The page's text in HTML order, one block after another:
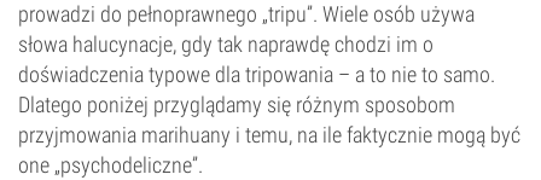
prowadzi do pełnoprawnego „tripu”. Wiele osób używa
słowa halucynacje, gdy tak naprawdę chodzi im o
doświadczenia typowe dla tripowania – a to nie to samo.
Dlatego poniżej przyglądamy się różnym sposobom
przyjmowania marihuany i temu, na ile faktycznie mogą być
one „psychodeliczne”.